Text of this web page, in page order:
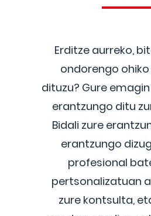
Erditze aurreko,
ondorengo
dituzu? Gure
erantzungo ditu
Bidali zure
erantzungo
profesional
pertsonalizatuan
zure kontsulta,